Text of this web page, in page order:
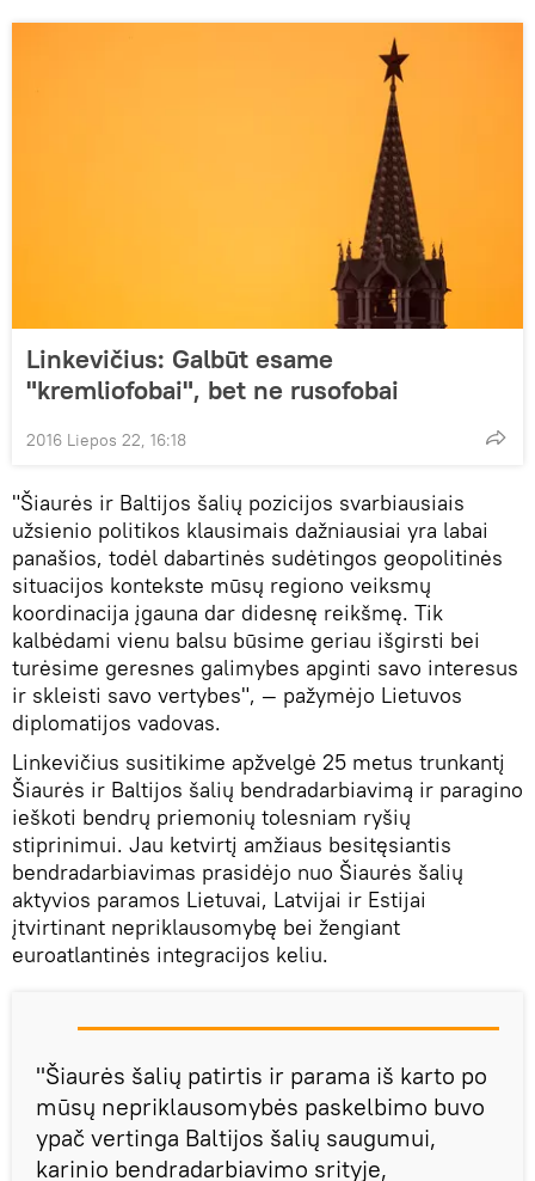
Linkevičius: Galbūt esame
"kremliofobai", bet ne rusofobai
2016 Liepos 22, 16:18
"Šiaurės ir Baltijos šalių pozicijos svarbiausiais
užsienio politikos klausimais dažniausiai yra labai
panašios, todėl dabartinės sudėtingos geopolitinės
situacijos kontekste mūsų regiono veiksmų
koordinacija įgauna dar didesnę reikšmę. Tik
kalbėdami vienu balsu būsime geriau išgirsti bei
turėsime geresnes galimybes apginti savo interesus
ir skleisti savo vertybes", — pažymėjo Lietuvos
diplomatijos vadovas.
Linkevičius susitikime apžvelgė 25 metus trunkantį
Šiaurės ir Baltijos šalių bendradarbiavimą ir paragino
ieškoti bendrų priemonių tolesniam ryšių
stiprinimui. Jau ketvirtį amžiaus besitęsiantis
bendradarbiavimas prasidėjo nuo Šiaurės šalių
aktyvios paramos Lietuvai, Latvijai ir Estijai
įtvirtinant nepriklausomybę bei žengiant
euroatlantinės integracijos keliu.
"Šiaurės šalių patirtis ir parama iš karto po
mūsų nepriklausomybės paskelbimo buvo
ypač vertinga Baltijos šalių saugumui,
karinio bendradarbiavimo srityje,